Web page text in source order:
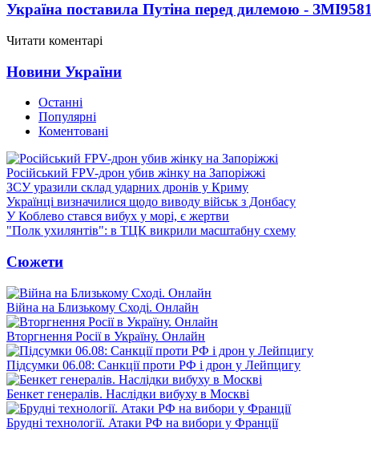
Україна поставила Путіна перед дилемою - ЗМІ9581
Читати коментарі
Новини України
Останні
Популярні
Коментовані
Російський FPV-дрон убив жінку на Запоріжжі
ЗСУ уразили склад ударних дронів у Криму
Українці визначилися щодо виводу військ з Донбасу
У Коблево стався вибух у морі, є жертви
"Полк ухилянтів": в ТЦК викрили масштабну схему
Сюжети
Війна на Близькому Сході. Онлайн
Вторгнення Росії в Україну. Онлайн
Підсумки 06.08: Санкції проти РФ і дрон у Лейпцигу
Бенкет генералів. Наслідки вибуху в Москві
Брудні технології. Атаки РФ на вибори у Франції